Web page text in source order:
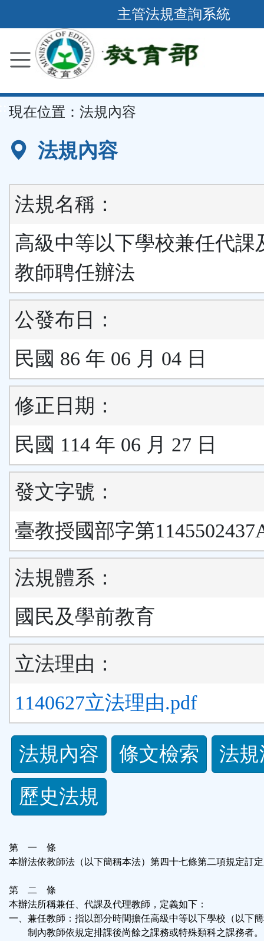
到
要
容
區
主管法規查詢系統
現在位置： 法規內容
法規內容
法規名稱：
高級中等以下學校兼任代課
教師聘任辦法
公發布日：
民國 86 年 06 月 04 日
修正日期：
民國 114 年 06 月 27 日
發文字號：
臺教授國部字第
法規體系：
國民及學前教育
立法理由：
1140627立法理由.pdf
法
規
功
按
鈕
區
法規內容 條文檢索
法
歷史法規
第 一 條
本辦法依教師法（以下簡稱本法）第四十七條第二項規定訂
第 二 條
本辦法所稱兼任、代課及代理教師，定義如下：
一、兼任教師：指以部分時間擔任高級中等以下學校（以下
制內教師依規定排課後尚餘之課務或特殊類科之課務者。